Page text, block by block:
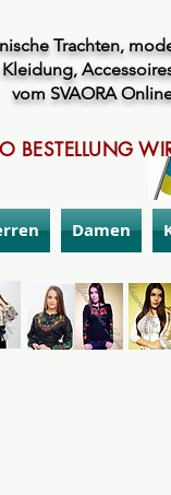
Trachten,
Kleidung,
vom SVAORA
BESTELLUNG
Damen